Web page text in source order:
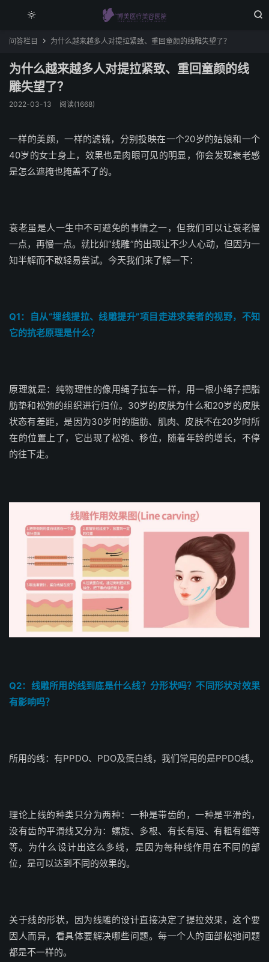


问答栏目  为什么越来越多人对提拉紧致、重回童颜的线雕失望了？
为什么越来越多人对提拉紧致、重回童颜的线
雕失望了？
2022-03-13 阅读(1668)
一样的美颜，一样的滤镜，分别投映在一个20岁的姑娘和一个
40岁的女士身上，效果也是肉眼可见的明显，你会发现衰老感
是怎么遮掩也掩盖不了的。
衰老虽是人一生中不可避免的事情之一，但我们可以让衰老慢
一点，再慢一点。就比如“线雕”的出现让不少人心动，但因为一
知半解而不敢轻易尝试。今天我们来了解一下：
Q1：自从“埋线提拉、线雕提升”项目走进求美者的视野，不知
它的抗老原理是什么？
原理就是：纯物理性的像用绳子拉车一样，用一根小绳子把脂
肪垫和松弛的组织进行归位。30岁的皮肤为什么和20岁的皮肤
状态有差距，是因为30岁时的脂肪、肌肉、皮肤不在20岁时所
在的位置上了，它出现了松弛、移位，随着年龄的增长，不停
的往下走。
Q2：线雕所用的线到底是什么线？分形状吗？不同形状对效果
有影响吗？
所用的线：有PPDO、PDO及蛋白线，我们常用的是PPDO线。
理论上线的种类只分为两种：一种是带齿的，一种是平滑的，
没有齿的平滑线又分为：螺旋、多根、有长有短、有粗有细等
等。为什么设计出这么多线，是因为每种线作用在不同的部
位，是可以达到不同的效果的。
关于线的形状，因为线雕的设计直接决定了提拉效果，这个要
因人而异，看具体要解决哪些问题。每一个人的面部松弛问题
都是不一样的。